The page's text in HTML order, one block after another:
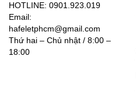
HOTLINE: 0901.923.019
Email:
hafeletphcm@gmail.com
Thứ hai – Chủ nhật / 8:00 –
18:00